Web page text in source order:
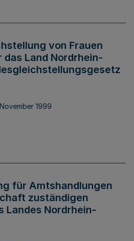
von Frauen
Land Nordrhein-
1999
für Amtshandlungen
zuständigen
Landes Nordrhein-